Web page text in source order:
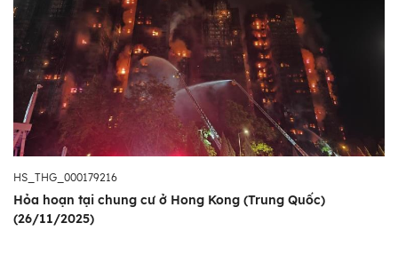
HS_THG_000179216
Hỏa hoạn tại chung cư ở Hong Kong (Trung Quốc)
(26/11/2025)